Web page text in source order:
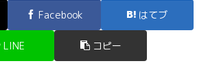
Facebook はてブ
LINE コピー